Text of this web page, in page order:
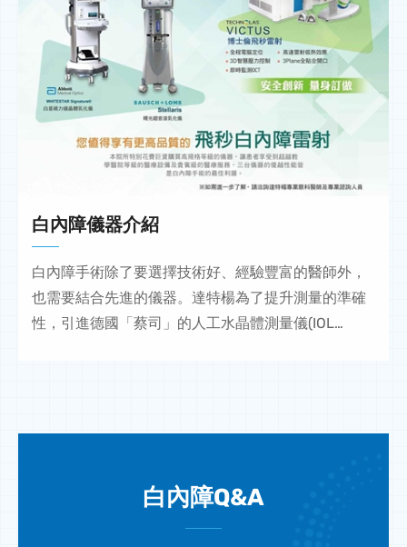
白內障儀器介紹
白內障手術除了要選擇技術好、經驗豐富的醫師外，
也需要結合先進的儀器。達特楊為了提升測量的準確
性，引進德國「蔡司」的人工水晶體測量儀(IOL
白內障Q&A